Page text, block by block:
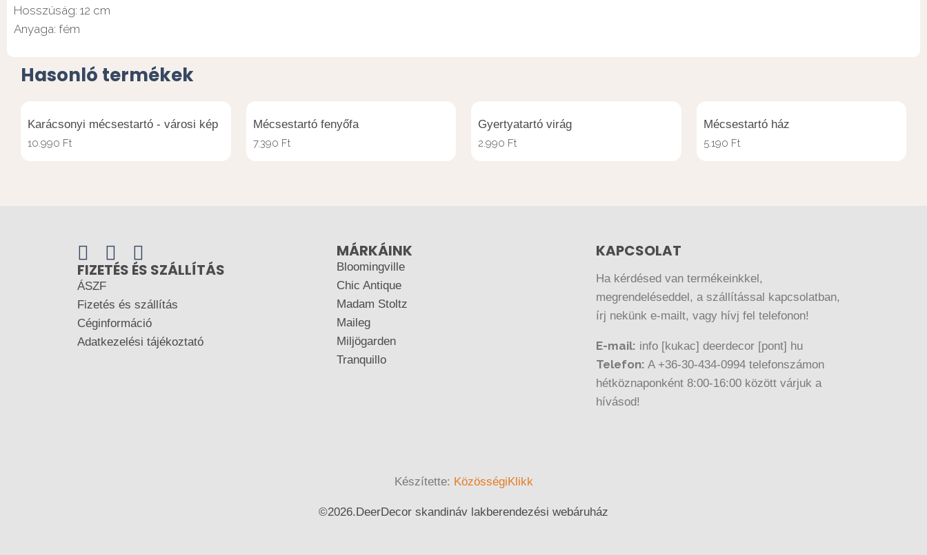
Hosszúság: 12 cm
Anyaga: fém
Hasonló termékek
Karácsonyi mécsestartó - városi kép
10.990 Ft
Mécsestartó fenyőfa
7.390 Ft
Gyertyatartó virág
2.990 Ft
Mécsestartó ház
5.190 Ft
FIZETÉS ÉS SZÁLLÍTÁS
ÁSZF
Fizetés és szállítás
Céginformáció
Adatkezelési tájékoztató
MÁRKÁINK
Bloomingville
Chic Antique
Madam Stoltz
Maileg
Miljögarden
Tranquillo
KAPCSOLAT
Ha kérdésed van termékeinkkel,
megrendeléseddel, a szállítással kapcsolatban,
írj nekünk e-mailt, vagy hívj fel telefonon!
E-mail: info [kukac] deerdecor [pont] hu
Telefon: A +36-30-434-0994 telefonszámon
hétköznaponként 8:00-16:00 között várjuk a
hívásod!
Készítette: KözösségiKlikk
©2026. DeerDecor skandináv lakberendezési webáruház